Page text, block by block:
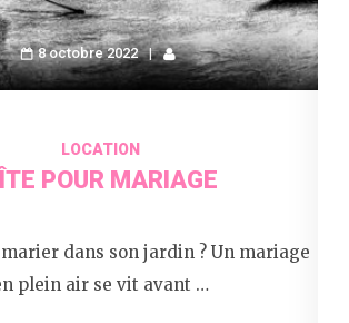
8 octobre 2022
LOCATION
POUR MARIAGE
dans son jardin ? Un mariage
plein air se vit avant …